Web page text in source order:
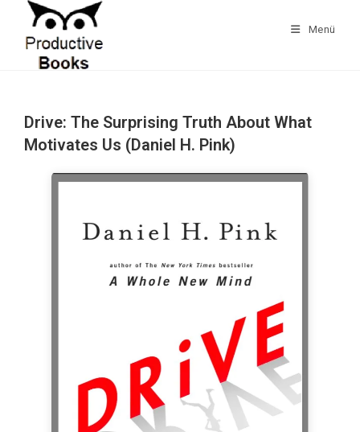
springen
Menü
Drive: The Surprising Truth About What
Motivates Us (Daniel H. Pink)